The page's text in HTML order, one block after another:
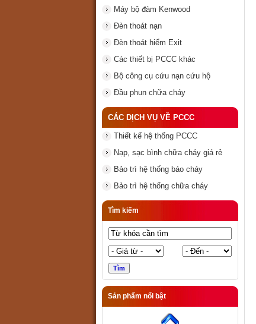
Máy bộ đàm Kenwood
Đèn thoát nạn
Đèn thoát hiểm Exit
Các thiết bị PCCC khác
Bộ công cụ cứu nạn cứu hộ
Đầu phun chữa cháy
CÁC DỊCH VỤ VỀ PCCC
Thiết kế hệ thống PCCC
Nạp, sạc bình chữa cháy giá rẻ
Bảo trì hệ thống báo cháy
Bảo trì hệ thống chữa cháy
Tìm kiếm
Sản phẩm nổi bật